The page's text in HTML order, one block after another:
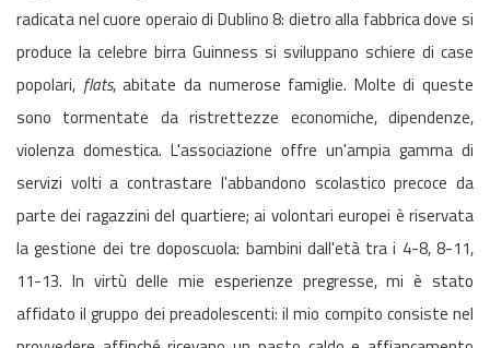
radicata nel cuore operaio di Dublino 8: dietro alla fabbrica dove si
produce la celebre birra Guinness si sviluppano schiere di case
popolari, flats, abitate da numerose famiglie. Molte di queste
sono tormentate da ristrettezze economiche, dipendenze,
violenza domestica. L'associazione offre un'ampia gamma di
servizi volti a contrastare l'abbandono scolastico precoce da
parte dei ragazzini del quartiere; ai volontari europei è riservata
la gestione dei tre doposcuola: bambini dall'età tra i 4-8, 8-11,
11-13. In virtù delle mie esperienze pregresse, mi è stato
affidato il gruppo dei preadolescenti: il mio compito consiste nel